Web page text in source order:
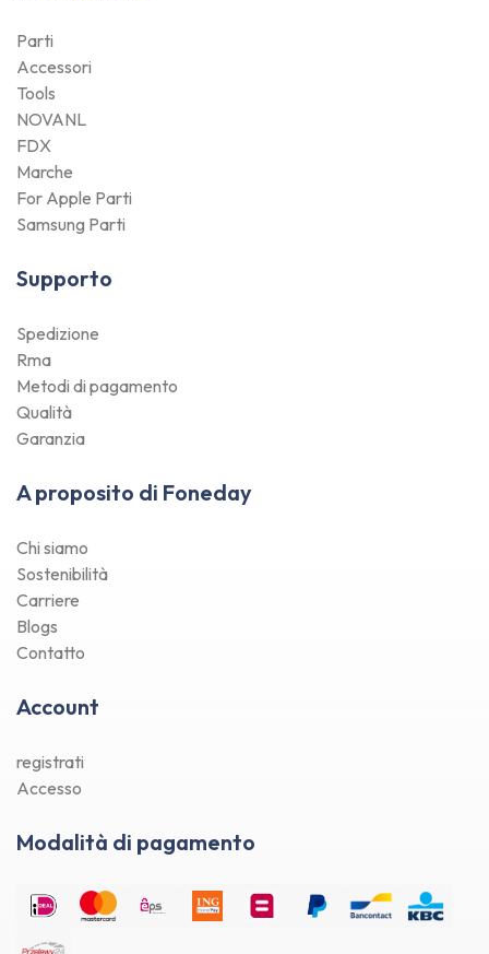
Parti
Accessori
Tools
NOVANL
FDX
Marche
For Apple Parti
Samsung Parti
Supporto
Spedizione
Rma
Metodi di pagamento
Qualità
Garanzia
A proposito di Foneday
Chi siamo
Sostenibilità
Carriere
Blogs
Contatto
Account
registrati
Accesso
Modalità di pagamento